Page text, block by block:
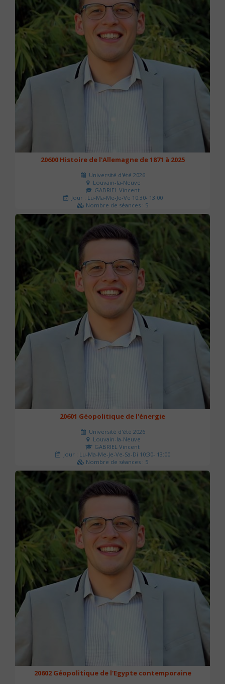
20600 Histoire de l'Allemagne de 1871 à 2025
Université d'été 2026
Louvain-la-Neuve
GABRIEL Vincent
Jour : Lu-Ma-Me-Je-Ve 10:30- 13:00
Nombre de séances : 5
120 €
20601 Géopolitique de l'énergie
Université d'été 2026
Louvain-la-Neuve
GABRIEL Vincent
Jour : Lu-Ma-Me-Je-Ve-Sa-Di 10:30- 13:00
Nombre de séances : 5
120 €
20602 Géopolitique de l'Egypte contemporaine